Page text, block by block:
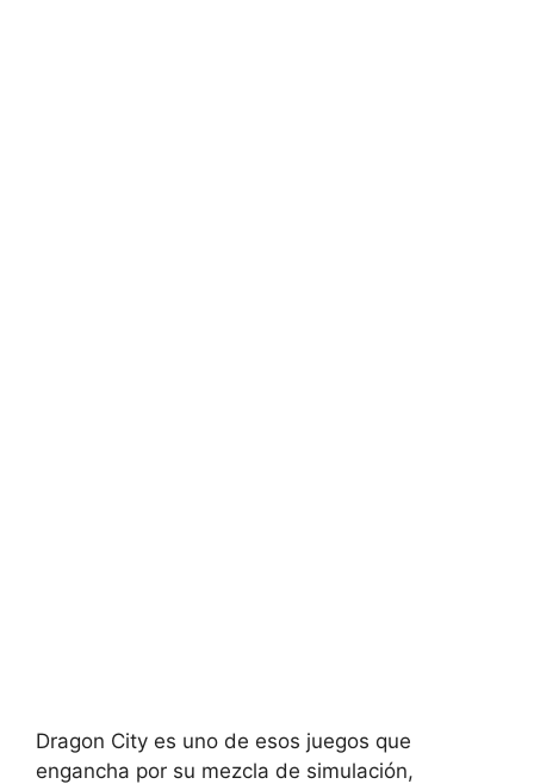
Dragon City es uno de esos juegos que
engancha por su mezcla de simulación,